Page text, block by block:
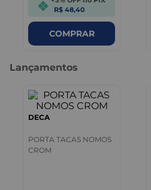
R$ 48,40
COMPRAR
Lançamentos
DECA
PORTA TACAS NOMOS
CROM